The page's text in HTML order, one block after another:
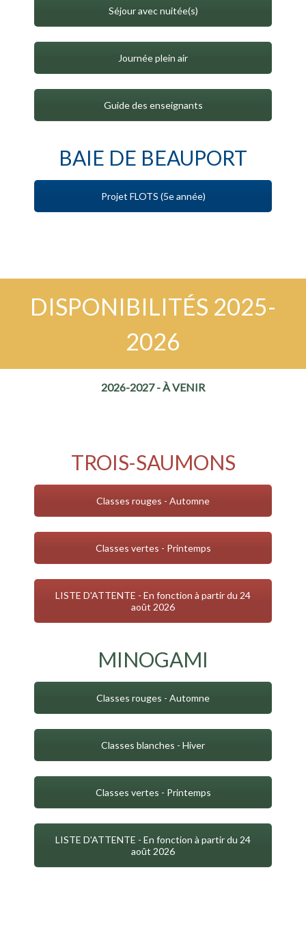
Séjour avec nuitée(s)
Journée plein air
Guide des enseignants
BAIE DE BEAUPORT
Projet FLOTS (5e année)
DISPONIBILITÉS 2025-
2026
2026-2027 - À VENIR
TROIS-SAUMONS
Classes rouges - Automne
Classes vertes - Printemps
LISTE D'ATTENTE - En fonction à partir du 24
août 2026
MINOGAMI
Classes rouges - Automne
Classes blanches - Hiver
Classes vertes - Printemps
LISTE D'ATTENTE - En fonction à partir du 24
août 2026